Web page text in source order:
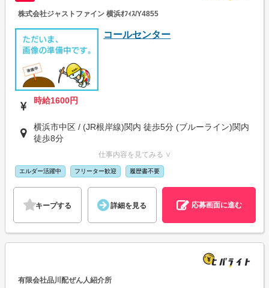
株式会社ジャストファイン 横浜ｵﾌｨｽ/Y4855
コールセンター
時給1600円
横浜市中区 / (JR根岸線)関内 徒歩5分 (ブルーライン)関内
徒歩8分
仕事内容を見てみる ∨
エルダー活躍中 フリーター歓迎 履歴書不要
キープする 詳細を見る 応募画面に進む
有限会社品川配ぜん人紹介所